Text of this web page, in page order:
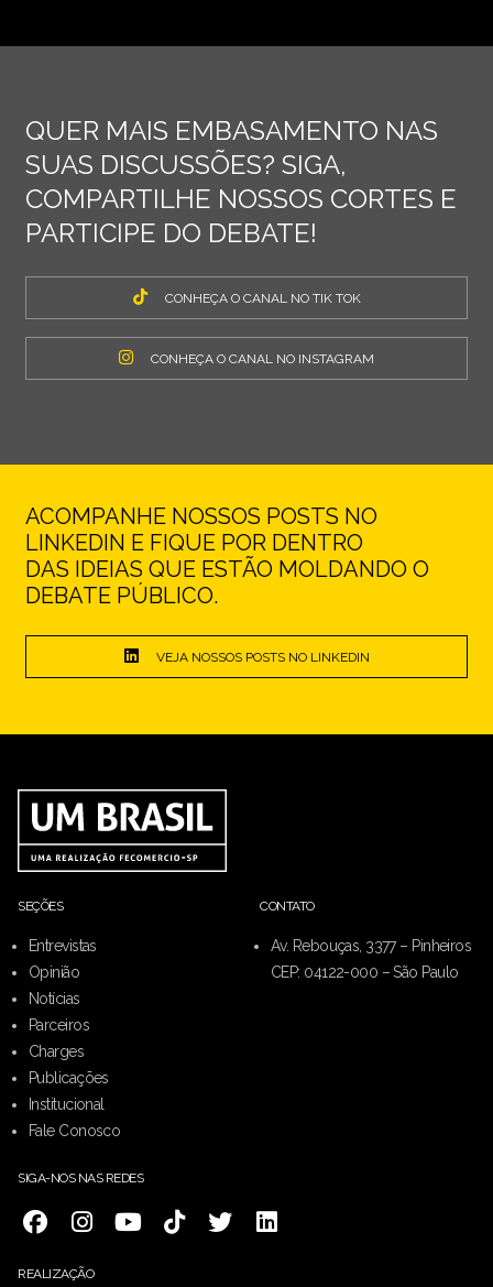
QUER MAIS EMBASAMENTO NAS
SUAS DISCUSSÕES? SIGA,
COMPARTILHE NOSSOS CORTES E
PARTICIPE DO DEBATE!
CONHEÇA O CANAL NO TIK TOK
CONHEÇA O CANAL NO INSTAGRAM
ACOMPANHE NOSSOS POSTS NO
LINKEDIN E FIQUE POR DENTRO
DAS IDEIAS QUE ESTÃO MOLDANDO O
DEBATE PÚBLICO.
VEJA NOSSOS POSTS NO LINKEDIN
SEÇÕES
Entrevistas
Opinião
Notícias
Parceiros
Charges
Publicações
Institucional
Fale Conosco
CONTATO
Av. Rebouças, 3377 – Pinheiros
CEP: 04122-000 – São Paulo
SIGA-NOS NAS REDES
REALIZAÇÃO